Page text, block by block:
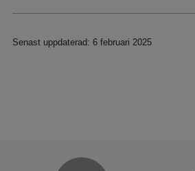
Senast uppdaterad: 6 februari 2025